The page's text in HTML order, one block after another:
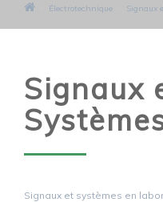
Électrotechnique Signaux
Signaux
Signaux et systèmes en